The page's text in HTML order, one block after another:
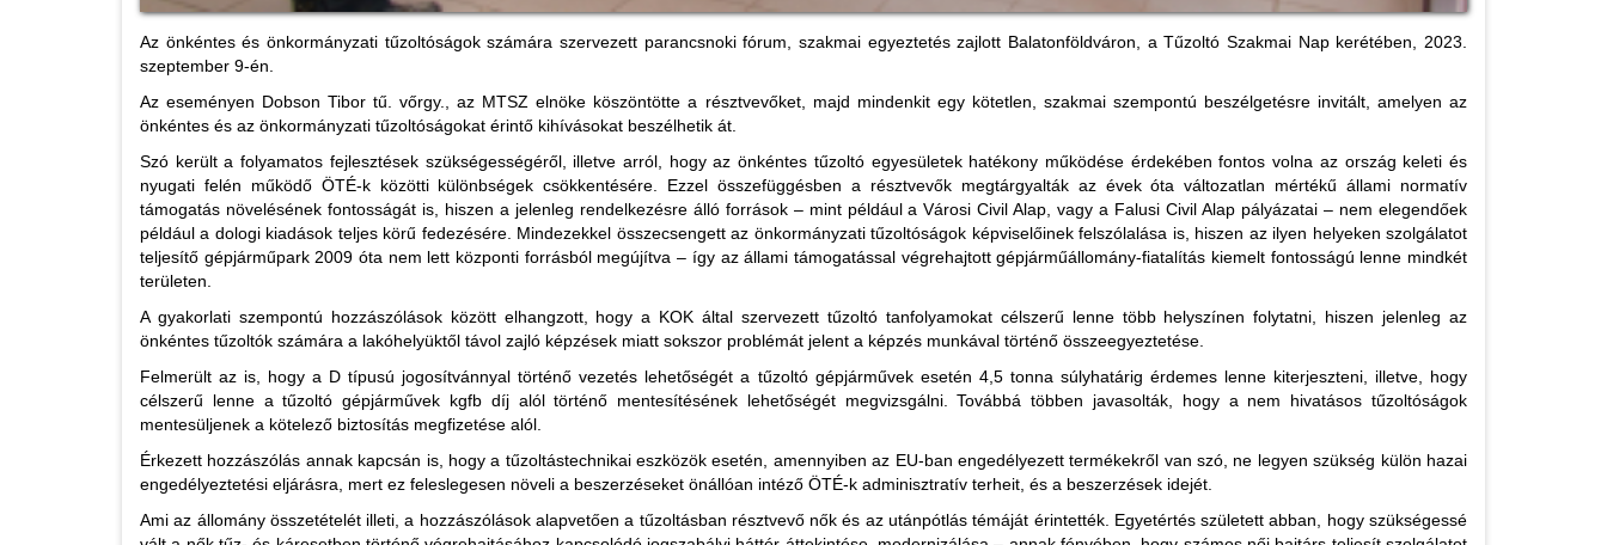
Az önkéntes és önkormányzati tűzoltóságok számára szervezett parancsnoki fórum, szakmai egyeztetés zajlott Balatonföldváron, a Tűzoltó Szakmai Nap kerétében, 2023.
szeptember 9-én.
Az eseményen Dobson Tibor tű. vőrgy., az MTSZ elnöke köszöntötte a résztvevőket, majd mindenkit egy kötetlen, szakmai szempontú beszélgetésre invitált, amelyen az
önkéntes és az önkormányzati tűzoltóságokat érintő kihívásokat beszélhetik át.
Szó került a folyamatos fejlesztések szükségességéről, illetve arról, hogy az önkéntes tűzoltó egyesületek hatékony működése érdekében fontos volna az ország keleti és
nyugati felén működő ÖTÉ-k közötti különbségek csökkentésére. Ezzel összefüggésben a résztvevők megtárgyalták az évek óta változatlan mértékű állami normatív
támogatás növelésének fontosságát is, hiszen a jelenleg rendelkezésre álló források – mint például a Városi Civil Alap, vagy a Falusi Civil Alap pályázatai – nem elegendőek
például a dologi kiadások teljes körű fedezésére. Mindezekkel összecsengett az önkormányzati tűzoltóságok képviselőinek felszólalása is, hiszen az ilyen helyeken szolgálatot
teljesítő gépjárműpark 2009 óta nem lett központi forrásból megújítva – így az állami támogatással végrehajtott gépjárműállomány-fiatalítás kiemelt fontosságú lenne mindkét
területen.
A gyakorlati szempontú hozzászólások között elhangzott, hogy a KOK által szervezett tűzoltó tanfolyamokat célszerű lenne több helyszínen folytatni, hiszen jelenleg az
önkéntes tűzoltók számára a lakóhelyüktől távol zajló képzések miatt sokszor problémát jelent a képzés munkával történő összeegyeztetése.
Felmerült az is, hogy a D típusú jogosítvánnyal történő vezetés lehetőségét a tűzoltó gépjárművek esetén 4,5 tonna súlyhatárig érdemes lenne kiterjeszteni, illetve, hogy
célszerű lenne a tűzoltó gépjárművek kgfb díj alól történő mentesítésének lehetőségét megvizsgálni. Továbbá többen javasolták, hogy a nem hivatásos tűzoltóságok
mentesüljenek a kötelező biztosítás megfizetése alól.
Érkezett hozzászólás annak kapcsán is, hogy a tűzoltástechnikai eszközök esetén, amennyiben az EU-ban engedélyezett termékekről van szó, ne legyen szükség külön hazai
engedélyeztetési eljárásra, mert ez feleslegesen növeli a beszerzéseket önállóan intéző ÖTÉ-k adminisztratív terheit, és a beszerzések idejét.
Ami az állomány összetételét illeti, a hozzászólások alapvetően a tűzoltásban résztvevő nők és az utánpótlás témáját érintették. Egyetértés született abban, hogy szükségessé